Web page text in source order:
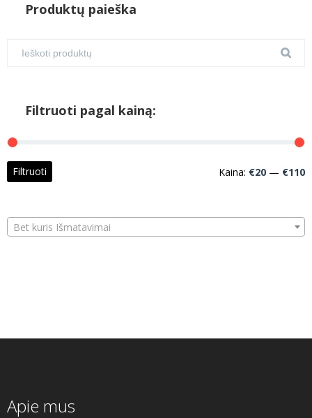
Produktų paieška
Filtruoti pagal kainą:
Filtruoti Kaina: €20 — €110
Bet kuris Išmatavimai
Apie mus